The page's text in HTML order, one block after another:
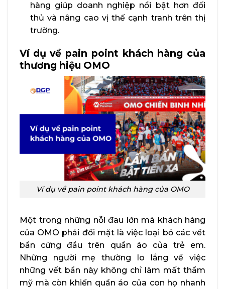
hàng giúp doanh nghiệp nổi bật hơn đối
thủ và nâng cao vị thế cạnh tranh trên thị
trường.
Ví dụ về pain point khách hàng của
thương hiệu OMO
Ví dụ về pain point khách hàng của OMO
Một trong những nỗi đau lớn mà khách hàng
của OMO phải đối mặt là việc loại bỏ các vết
bẩn cứng đầu trên quần áo của trẻ em.
Những người mẹ thường lo lắng về việc
những vết bẩn này không chỉ làm mất thẩm
mỹ mà còn khiến quần áo của con họ nhanh